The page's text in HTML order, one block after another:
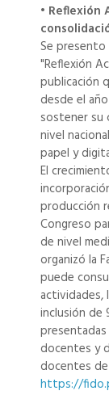
• Reflexión
Se presento
"Reflexión
publicación
desde el
sostener su
nivel
papel y
El
producción
Congreso
de nivel
organizó la
puede
actividades,
inclusión de
docentes y
docentes
https://